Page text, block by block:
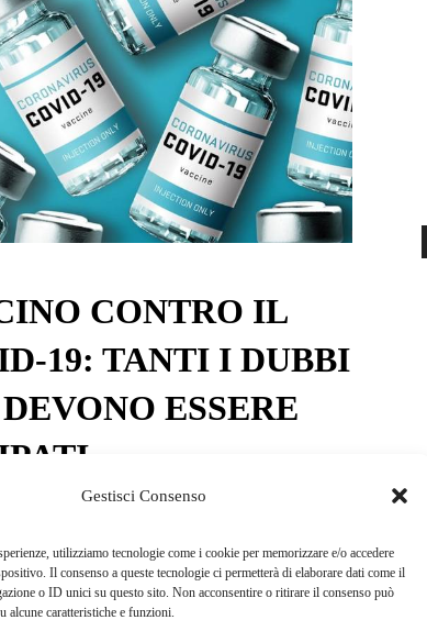
Gestisci Consenso
utilizziamo tecnologie come i cookie per memorizzare e/o accedere
Il consenso a queste tecnologie ci permetterà di elaborare dati come il
o ID unici su questo sito. Non acconsentire o ritirare il consenso può
alcune caratteristiche e funzioni.
CONTRO IL
19: TANTI I DUBBI
ESSERE
il Covid-19, ci sono ancora tanti i dubbi che devono
tempo” e capirne la sua efficacia, oltre che valutare
pericolosità. È sempre importante inoltre ricordare
è importante in generale per la salute di tutti, questo